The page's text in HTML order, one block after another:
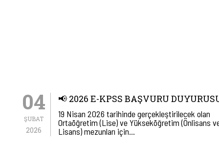
04
ŞUBAT
2026
📢 2026 E-KPSS BAŞVURU
19 Nisan 2026 tarihinde gerçekleştirilecek olan
Ortaöğretim (Lise) ve Yükseköğretim (Önlisans
Lisans) mezunları için…